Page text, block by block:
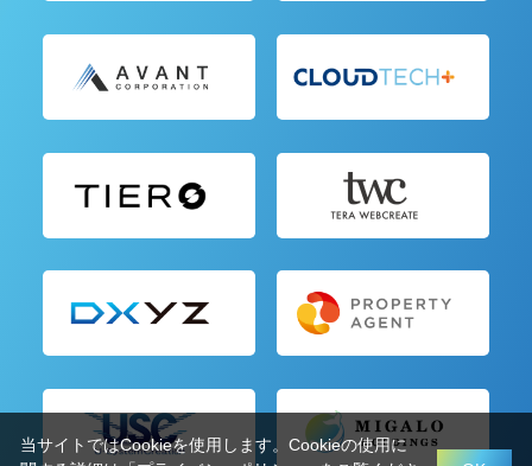
当サイトではCookieを使用します。Cookieの使用に